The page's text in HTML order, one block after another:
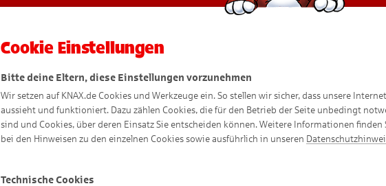
Cookie Einstellungen
Bitte deine Eltern, diese Einstellungen vorzunehmen
Wir setzen auf KNAX.de Cookies und Werkzeuge ein. So stellen wir sicher, dass unsere
aussieht und funktioniert. Dazu zählen Cookies, die für den Betrieb der Seite unbedingt
sind und Cookies, über deren Einsatz Sie entscheiden können. Weitere Informationen finden
bei den Hinweisen zu den einzelnen Cookies sowie ausführlich in unseren
Technische Cookies